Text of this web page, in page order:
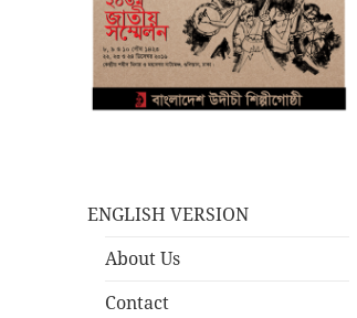
ENGLISH VERSION
About Us
Contact